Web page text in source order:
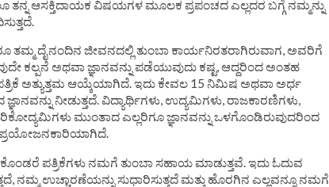
ತನ್ನ ಆಸಕ್ತಿದಾಯಕ ವಿಷಯಗಳ ಮೂಲಕ ಪ್ರಪಂಚದ ಎಲ್ಲದರ ಬಗ್ಗೆ ನಮ್ಮನ್ನು
ತಮ್ಮ ದೈನಂದಿನ ಜೀವನದಲ್ಲಿ ತುಂಬಾ ಕಾರ್ಯನಿರತರಾಗಿರುವಾಗ, ಅವರಿಗೆ
ಕಲ್ಪನೆ ಅಥವಾ ಜ್ಞಾನವನ್ನು ಪಡೆಯುವುದು ಕಷ್ಟ, ಆದ್ದರಿಂದ ಅಂತಹ
ಅತ್ಯುತ್ತಮ ಆಯ್ಕೆಯಾಗಿದೆ. ಇದು ಕೇವಲ 15 ನಿಮಿಷ ಅಥವಾ ಅರ್ಧ
ನೀಡುತ್ತದೆ. ವಿದ್ಯಾರ್ಥಿಗಳು, ಉದ್ಯಮಿಗಳು, ರಾಜಕಾರಣಿಗಳು,
ಮುಂತಾದ ಎಲ್ಲರಿಗೂ ಜ್ಞಾನವನ್ನು ಒಳಗೊಂಡಿರುವುದರಿಂದ
ಪ್ರಯೋಜನಕಾರಿಯಾಗಿದೆ.
ಪತ್ರಿಕೆಗಳು ನಮಗೆ ತುಂಬಾ ಸಹಾಯ ಮಾಡುತ್ತವೆ. ಇದು ಓದುವ
ನಮ್ಮ ಉಚ್ಚಾರಣೆಯನ್ನು ಸುಧಾರಿಸುತ್ತದೆ ಮತ್ತು ಹೊರಗಿನ ಎಲ್ಲವನ್ನೂ ನಮಗೆ